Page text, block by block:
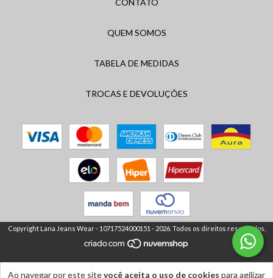
Ao navegar por este sitevocê aceita o uso de cookies para agilizar
QUEM SOMOS
TABELA DE MEDIDAS
TROCAS E DEVOLUÇÕES
Copyright Lana Jeans Wear - 10717524000151 - 2026. Todos os direitos reservados.